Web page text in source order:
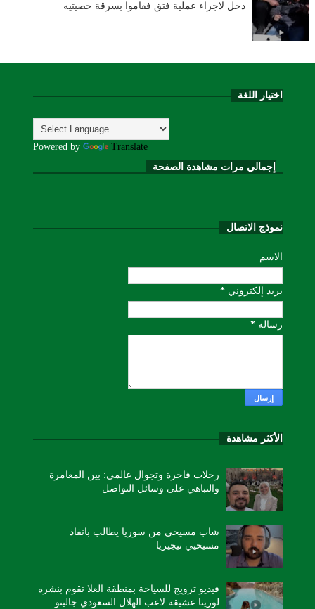
دخل لاجراء عملية فتق فقاموا بسرقة خصيتيه
اختيار اللغة
Powered by
Translate
إجمالي مرات مشاهدة الصفحة
نموذج الاتصال
الاسم
بريد إلكتروني*
رسالة*
الأكثر مشاهدة
رحلات فاخرة وتجوال عالمي: بين المغامرة
والتباهي على وسائل التواصل
شاب مسيحي من سوريا يطالب بانقاذ
مسيحيي نيجيريا
فيديو ترويج للسياحة بمنطقة العلا تقوم بنشره
لورينا عشيقة لاعب الهلال السعودي جالينو